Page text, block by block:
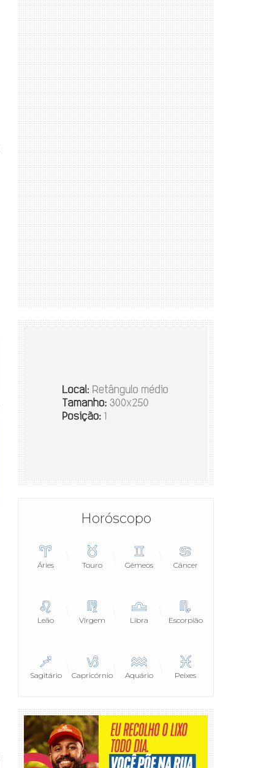
Horóscopo
Áries Touro Gêmeos Câncer
Leão Virgem Libra Escorpião
Sagitário Capricórnio Aquário Peixes